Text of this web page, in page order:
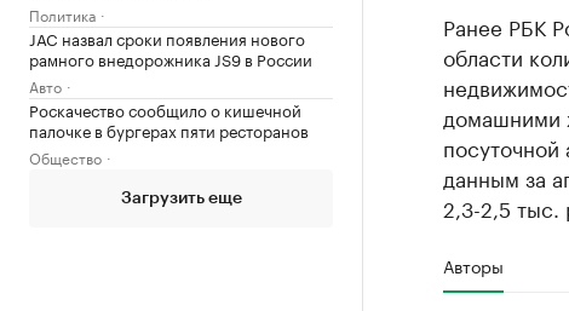
Политика
JAC назвал сроки появления нового
рамного внедорожника JS9 в России
Авто
Роскачество сообщило о кишечной
палочке в бургерах пяти ресторанов
Общество
Загрузить еще
Ранее РБК
области
домашними
данным за
2,3-2,5 тыс.
Авторы